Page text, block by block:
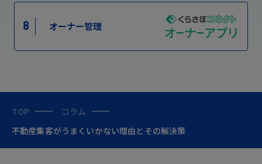
8 オーナー管理
TOP
コラム
不動産集客がうまくいかない理由とその解決策